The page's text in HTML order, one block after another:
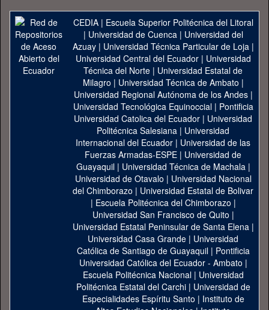
CEDIA| Escuela Superior Politécnica del Litoral
| Universidad de Cuenca| Universidad del
Azuay| Universidad Técnica Particular de Loja|
Universidad Central del Ecuador| Universidad
Técnica del Norte | Universidad Estatal de
Milagro | Universidad Técnica de Ambato |
Universidad Regional Autónoma de los Andes|
Universidad Tecnológica Equinoccial| Pontificia
Universidad Catolica del Ecuador | Universidad
Politécnica Salesiana | Universidad
Internacional del Ecuador | Universidad de las
Fuerzas Armadas-ESPE | Universidad de
Guayaquil| Universidad Técnica de Machala|
Universidad de Otavalo | Universidad Nacional
del Chimborazo | Universidad Estatal de Bolivar
| Escuela Politécnica del Chimborazo |
Universidad San Francisco de Quito |
Universidad Estatal Peninsular de Santa Elena|
Universidad Casa Grande | Universidad
Católica de Santiago de Guayaquil| Pontificia
Universidad Católica del Ecuador - Ambato |
Escuela Politécnica Nacional| Universidad
Politécnica Estatal del Carchi| Universidad de
Especialidades Espíritu Santo | Instituto de